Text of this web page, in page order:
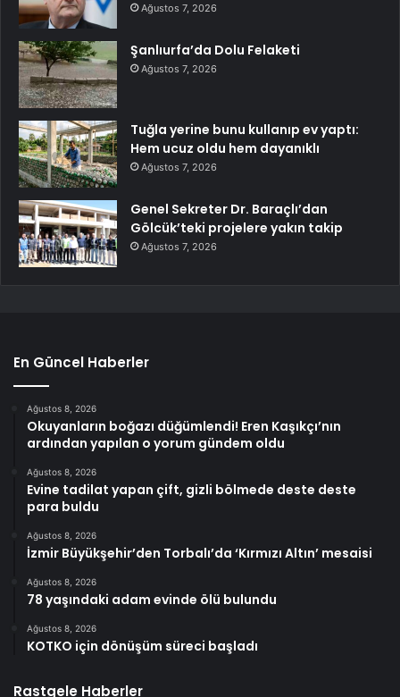
Ağustos 7, 2026
Şanlıurfa’da Dolu Felaketi
Ağustos 7, 2026
Tuğla yerine bunu kullanıp ev yaptı:
Hem ucuz oldu hem dayanıklı
Ağustos 7, 2026
Genel Sekreter Dr. Baraçlı’dan
Gölcük’teki projelere yakın takip
Ağustos 7, 2026
En Güncel Haberler
Ağustos 8, 2026
Okuyanların boğazı düğümlendi! Eren Kaşıkçı’nın
ardından yapılan o yorum gündem oldu
Ağustos 8, 2026
Evine tadilat yapan çift, gizli bölmede deste deste
para buldu
Ağustos 8, 2026
İzmir Büyükşehir’den Torbalı’da ‘Kırmızı Altın’ mesaisi
Ağustos 8, 2026
78 yaşındaki adam evinde ölü bulundu
Ağustos 8, 2026
KOTKO için dönüşüm süreci başladı
Rastgele Haberler